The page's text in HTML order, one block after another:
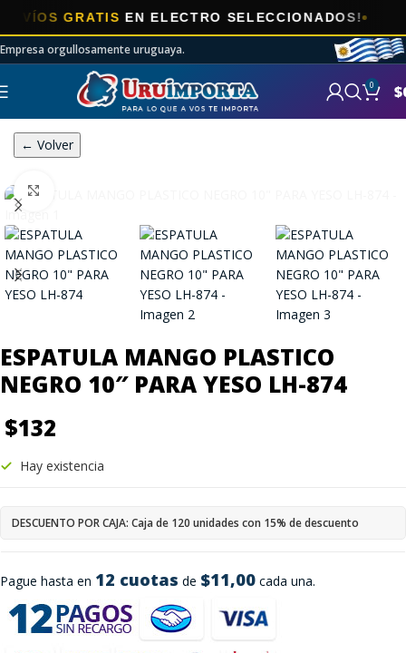
GRATISEN ELECTRO SELECCIONADOS!
Empresa orgullosamente uruguaya.
0 $
← Volver
ESPATULA MANGO PLASTICO
NEGRO 10″ PARA YESO LH-874
$132
Pague hasta en 12 cuotas de $11,00 cada una.
Hay existencia
DESCUENTO POR CAJA: Caja de 120 unidades con 15% de descuento